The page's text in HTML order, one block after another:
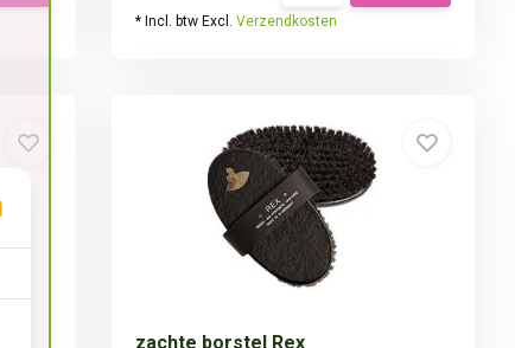
* Incl. btw Excl.Verzendkosten
zachte borstel Rex